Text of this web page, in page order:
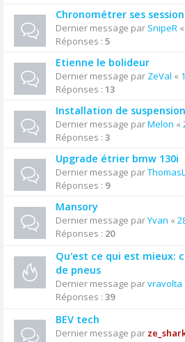
Chronométrer ses
Dernier message par SnipeR «
Réponses : 5
Etienne le bolideur
Dernier message par ZeVal «
Réponses : 13
Installation de
Dernier message parMelon «
Réponses : 3
Upgrade étrier bmw 130i
Dernier message par
Réponses : 9
Mansory
Dernier message parYvan «
Réponses : 20
Qu'est ce qui est mieux:
de pneus
Dernier message parvravolta
Réponses : 39
BEV tech
Dernier message par